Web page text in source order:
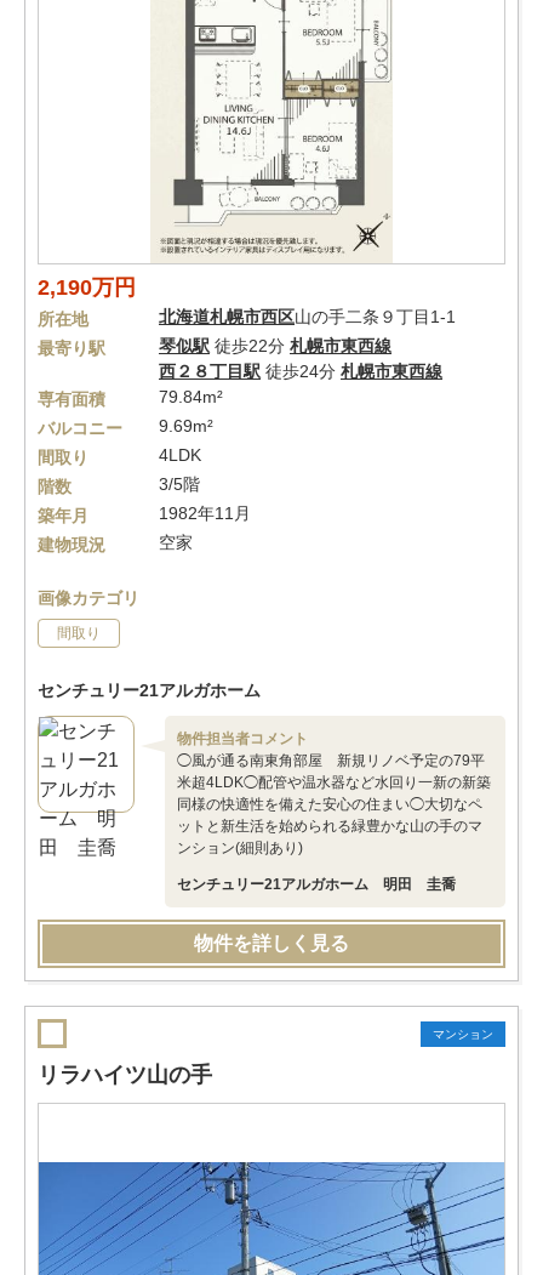
2,190万円
所在地 北海道札幌市西区山の手二条９丁目1-1
最寄り駅
琴似駅 徒歩22分 札幌市東西線
西２８丁目駅 徒歩24分 札幌市東西線
専有面積
79.84m²
バルコニー
9.69m²
間取り
4LDK
階数
3/5階
築年月
1982年11月
建物現況
空家
画像カテゴリ
間取り
センチュリー21アルガホーム
物件担当者コメント
◯風が通る南東角部屋 新規リノベ予定の79平
米超4LDK◯配管や温水器など水回り一新の新築
同様の快適性を備えた安心の住まい◯大切なペ
ットと新生活を始められる緑豊かな山の手のマ
ンション(細則あり)
センチュリー21アルガホーム 明田 圭喬
物件を詳しく見る
マンション
リラハイツ山の手